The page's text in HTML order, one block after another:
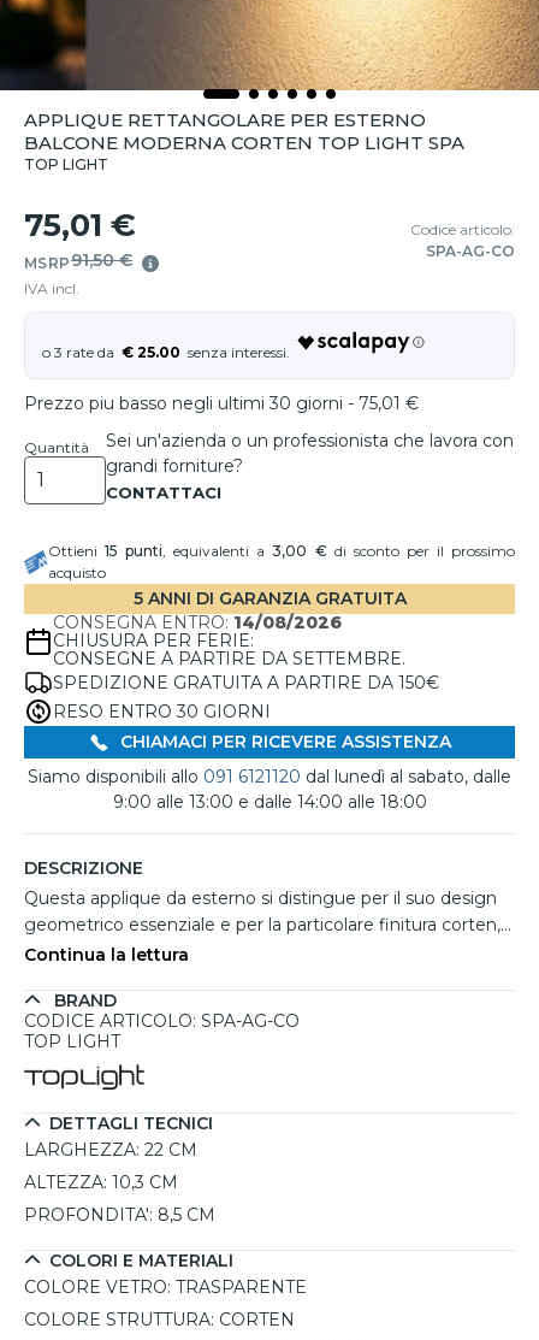
APPLIQUE RETTANGOLARE PER ESTERNO
BALCONE MODERNA CORTEN TOP LIGHT SPA
TOP LIGHT
75,01 €
MSRP91,50 €
IVA incl.
Codice articolo:
SPA-AG-CO
€ 25.00
Prezzo piu basso negli ultimi 30 giorni - 75,01 €
Quantità
Sei un'azienda o un professionista che lavora con
grandi forniture?
Ottieni15 punti, equivalenti a3,00 €di sconto per il prossimo
acquisto
5 ANNI DI GARANZIA GRATUITA
CONSEGNA ENTRO: 14/08/2026
CHIUSURA PER FERIE:
CONSEGNE A PARTIRE DA SETTEMBRE.
SPEDIZIONE GRATUITA A PARTIRE DA 150€
RESO ENTRO 30 GIORNI
CHIAMACI PER RICEVERE ASSISTENZA
Siamo disponibili allo 091 6121120 dal lunedì al sabato, dalle
9:00 alle 13:00 e dalle 14:00 alle 18:00
DESCRIZIONE
Questa applique da esterno si distingue per il suo design
geometrico essenziale e per la particolare finitura corten,
molto apprezzata perché si integra con naturalezza negli
perfette per giardini, terrazze e facciate. La struttura in
alluminio pressofuso assicura robustezza e durata nel
una diffusione luminosa efficace sia verso l’alto che verso il
basso, valorizzando le superfici. Dispone di 4
portalampadine GX53, con una potenza elettrica massima
di 4x9W, offrendo libertà nella scelta della luce. Il grado
IP54 la rende adatta all’uso esterno.
Continua la lettura
BRAND
CODICE ARTICOLO: SPA-AG-CO
TOP LIGHT
DETTAGLI TECNICI
LARGHEZZA: 22 CM
ALTEZZA: 10,3 CM
PROFONDITA': 8,5 CM
COLORI E MATERIALI
COLORE VETRO: TRASPARENTE
COLORE STRUTTURA: CORTEN